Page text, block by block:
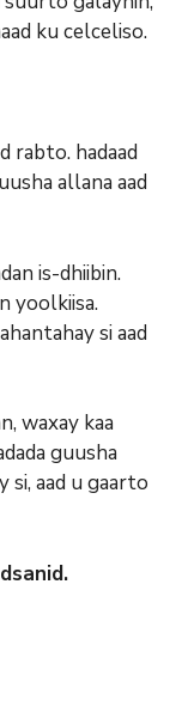
ku celceliso.
rabto. hadaad
allana aad
is-dhiibin.
yoolkiisa.
si aad
waxay kaa
guusha
si, aad u gaarto